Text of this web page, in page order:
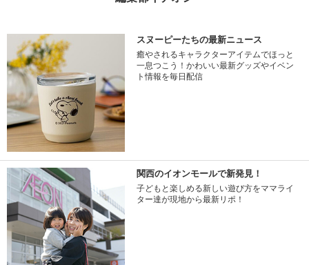
スヌーピーたちの最新ニュース
癒やされるキャラクターアイテムでほっと
一息つこう！かわいい最新グッズやイベン
ト情報を毎日配信
関西のイオンモールで新発見！
子どもと楽しめる新しい遊び方をママライ
ター達が現地から最新リポ！